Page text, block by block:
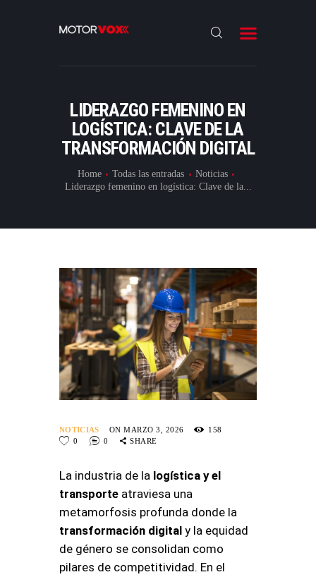
LIDERAZGO FEMENINO EN
LOGÍSTICA: CLAVE DE LA
TRANSFORMACIÓN DIGITAL
Home Todas las entradas
Noticias
Liderazgo femenino en logística: Clave de la...
LANZAMIENTOS
ESPECIALES
CONTACTO
NOTICIAS ON MARZO 3, 2026
158
0
0 SHARE
La industria de la logística y el
transporte atraviesa una
metamorfosis profunda donde la
transformación digital y la equidad
de género se consolidan como
pilares de competitividad. En el